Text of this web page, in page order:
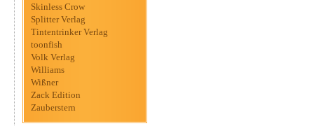
Skinless Crow
Splitter Verlag
Tintentrinker Verlag
toonfish
Volk Verlag
Williams
Wißner
Zack Edition
Zauberstern